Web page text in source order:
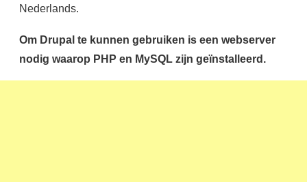
Nederlands.
Om Drupal te kunnen gebruiken is een webserver
nodig waarop PHP en MySQL zijn geïnstalleerd.